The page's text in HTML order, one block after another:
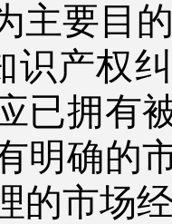
主要目
识产权
已拥有
明确的
的市场